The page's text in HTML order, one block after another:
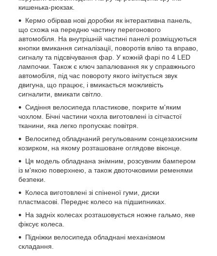
кишенька-рюкзак.
Кермо обірвав нові доробки як інтерактивна панель,
що схожа на передню частину перегонового
автомобіля. На внутрішній частині панелі розміщуються
кнопки вмикання сигналізації, поворотів вліво та вправо,
сигналу та підсвічування фар. У кожній фарі по 4 LED
лампочки. Також є ключ запалювання як у справжнього
автомобіля, під час повороту якого імітується звук
двигуна, що працює, і вмикається можливість
сигналити, вмикати світло.
Сидіння велосипеда пластикове, покрите м'яким
чохлом. Бічні частини чохла виготовлені із сітчастої
тканини, яка легко пропускає повітря.
Велосипед обладнаний регульованим сонцезахисним
козирком, на якому розташоване оглядове віконце.
Ця модель обладнана знімним, розсувним бампером
із м'якою поверхнею, а також двоточковими ременями
безпеки.
Колеса виготовлені зі спіненої гуми, диски
пластмасові. Переднє колесо на підшипниках.
На задніх колесах розташовується ножне гальмо, яке
фіксує колеса.
Підніжки велосипеда обладнані механізмом
складання.